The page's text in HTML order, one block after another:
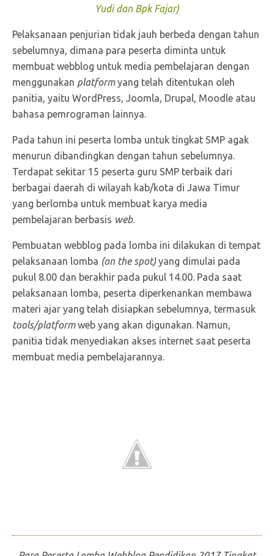
Yudi dan Bpk Fajar)
Pelaksanaan penjurian tidak jauh berbeda dengan tahun
sebelumnya, dimana para peserta diminta untuk
membuat webblog untuk media pembelajaran dengan
menggunakan platformyang telah ditentukan oleh
panitia, yaitu WordPress, Joomla, Drupal, Moodle atau
bahasa pemrograman lainnya.
Pada tahun ini peserta lomba untuk tingkat SMP agak
menurun dibandingkan dengan tahun sebelumnya.
Terdapat sekitar 15 peserta guru SMP terbaik dari
berbagai daerah di wilayah kab/kota di Jawa Timur
yang berlomba untuk membuat karya media
pembelajaran berbasis web.
Pembuatan webblog pada lomba ini dilakukan di tempat
pelaksanaan lomba (on the spot) yang dimulai pada
pukul 8.00 dan berakhir pada pukul 14.00. Pada saat
pelaksanaan lomba, peserta diperkenankan membawa
materi ajar yang telah disiapkan sebelumnya, termasuk
tools/platformweb yang akan digunakan. Namun,
panitia tidak menyediakan akses internet saat peserta
membuat media pembelajarannya.